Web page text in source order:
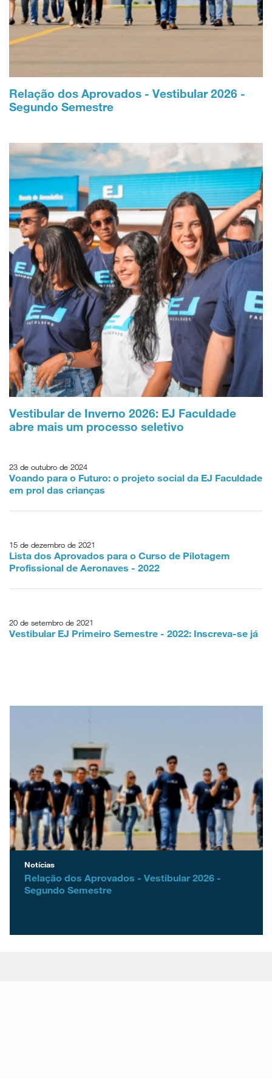
Relação dos Aprovados - Vestibular 2026 -
Segundo Semestre
Vestibular de Inverno 2026: EJ Faculdade
abre mais um processo seletivo
23 de outubro de 2024
Voando para o Futuro: o projeto social da EJ Faculdade
em prol das crianças
15 de dezembro de 2021
Lista dos Aprovados para o Curso de Pilotagem
Profissional de Aeronaves - 2022
20 de setembro de 2021
Vestibular EJ Primeiro Semestre - 2022: Inscreva-se já
Notícias
Relação dos Aprovados - Vestibular 2026 -
Segundo Semestre